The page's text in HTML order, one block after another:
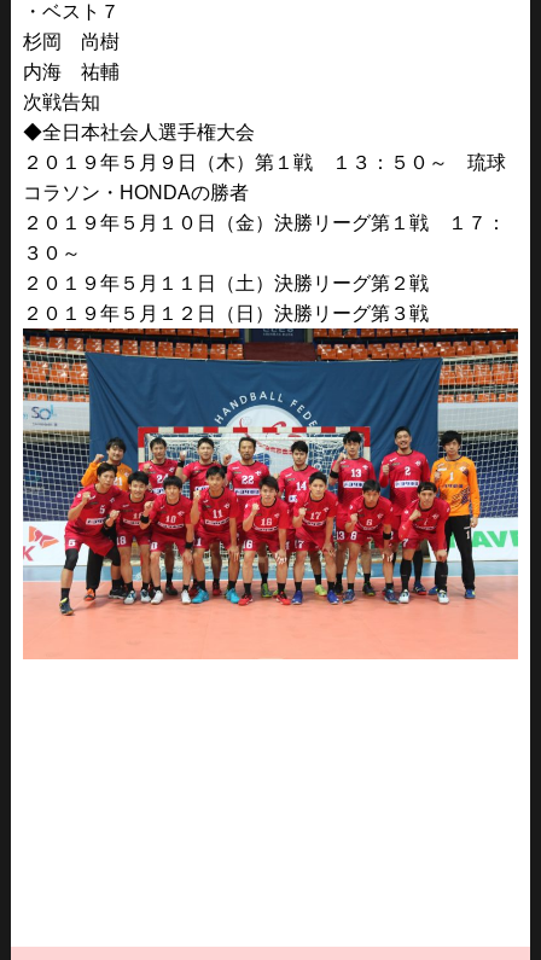
・ベスト７
杉岡 尚樹
内海 祐輔
次戦告知
◆全日本社会人選手権大会
２０１９年５月９日（木）第１戦 １３：５０～ 琉球
コラソン・HONDAの勝者
２０１９年５月１０日（金）決勝リーグ第１戦 １７：
３０～
２０１９年５月１１日（土）決勝リーグ第２戦
２０１９年５月１２日（日）決勝リーグ第３戦